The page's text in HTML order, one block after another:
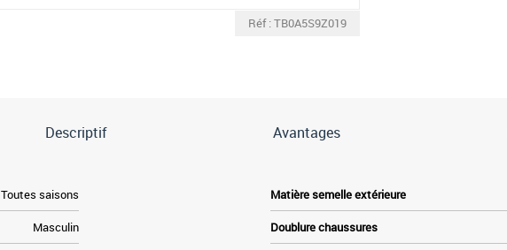
Réf : TB0A5S9Z019
Descriptif Avantages
Toutes saisons
Masculin
Matière semelle extérieure
Doublure chaussures